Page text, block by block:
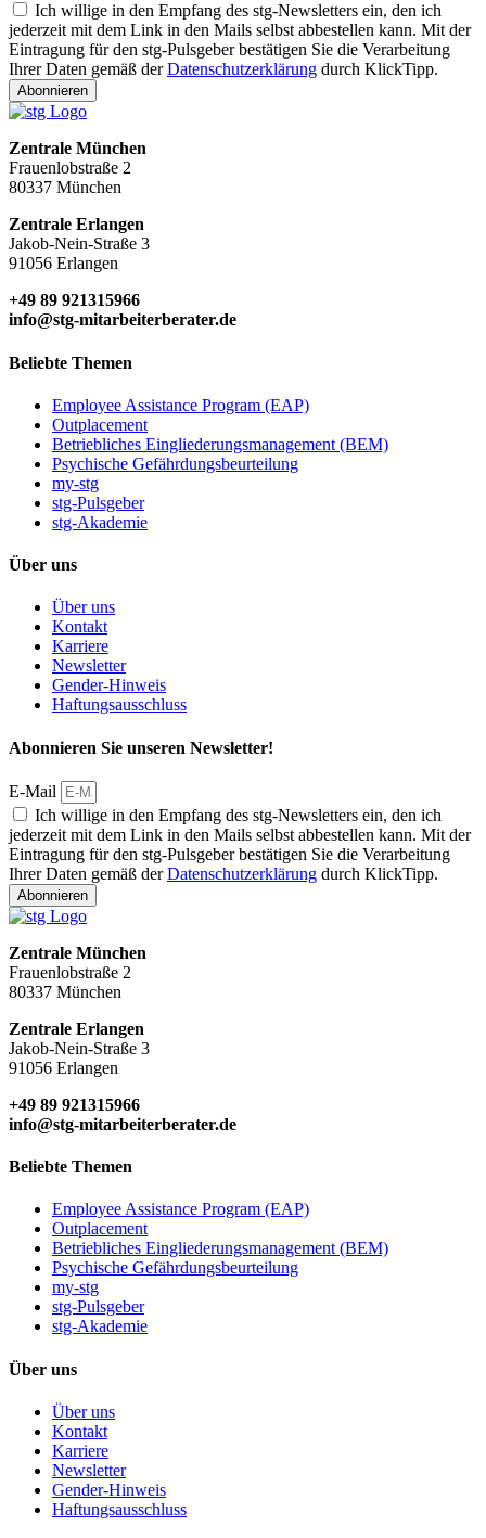
Ich willige in den Empfang des stg-Newsletters ein, den ich
jederzeit mit dem Link in den Mails selbst abbestellen kann. Mit der
Eintragung für den stg-Pulsgeber bestätigen Sie die Verarbeitung
Ihrer Daten gemäß derDatenschutzerklärung durch KlickTipp.
Abonnieren
Zentrale München
Frauenlobstraße 2
80337 München
Zentrale Erlangen
Jakob-Nein-Straße 3
91056 Erlangen
+49 89 921315966
info@stg-mitarbeiterberater.de
Beliebte Themen
Employee Assistance Program (EAP)
Outplacement
Betriebliches Eingliederungsmanagement (BEM)
Psychische Gefährdungsbeurteilung
my-stg
stg-Pulsgeber
stg-Akademie
Über uns
Über uns
Kontakt
Karriere
Newsletter
Gender-Hinweis
Haftungsausschluss
Abonnieren Sie unseren Newsletter!
E-Mail
Ich willige in den Empfang des stg-Newsletters ein, den ich
jederzeit mit dem Link in den Mails selbst abbestellen kann. Mit der
Eintragung für den stg-Pulsgeber bestätigen Sie die Verarbeitung
Ihrer Daten gemäß derDatenschutzerklärung durch KlickTipp.
Abonnieren
Zentrale München
Frauenlobstraße 2
80337 München
Zentrale Erlangen
Jakob-Nein-Straße 3
91056 Erlangen
+49 89 921315966
info@stg-mitarbeiterberater.de
Beliebte Themen
Employee Assistance Program (EAP)
Outplacement
Betriebliches Eingliederungsmanagement (BEM)
Psychische Gefährdungsbeurteilung
my-stg
stg-Pulsgeber
stg-Akademie
Über uns
Über uns
Kontakt
Karriere
Newsletter
Gender-Hinweis
Haftungsausschluss